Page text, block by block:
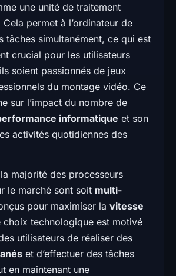
une unité de traitement
permet à l’ordinateur de
tâches simultanément, ce qui est
crucial pour les utilisateurs
soient passionnés de jeux
du montage vidéo. Ce
sur l’impact du nombre de
informatique et son
activités quotidiennes des
majorité des processeurs
le marché sont soit multi-
pour maximiser la vitesse
choix technologique est motivé
utilisateurs de réaliser des
et d’effectuer des tâches
en maintenant une